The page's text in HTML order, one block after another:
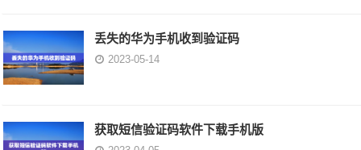
丢失的华为手机收到验证码
2023-05-14
获取短信验证码软件下载手机版